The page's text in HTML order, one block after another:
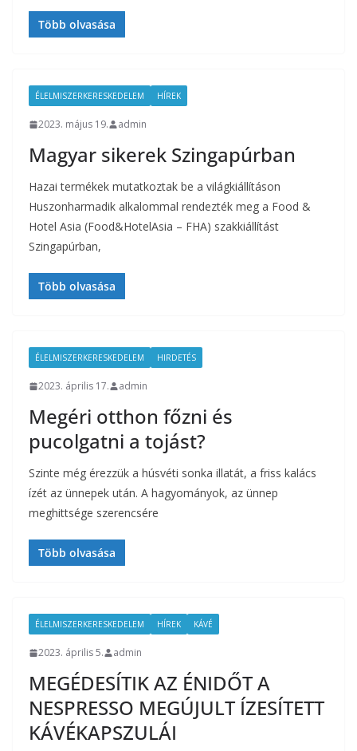
Több olvasása
ÉLELMISZERKERESKEDELEM HÍREK
2023. május 19. admin
Magyar sikerek Szingapúrban
Hazai termékek mutatkoztak be a világkiállításon
Huszonharmadik alkalommal rendezték meg a Food &
Hotel Asia (Food&HotelAsia – FHA) szakkiállítást
Szingapúrban,
Több olvasása
ÉLELMISZERKERESKEDELEM HIRDETÉS
2023. április 17. admin
Megéri otthon főzni és
pucolgatni a tojást?
Szinte még érezzük a húsvéti sonka illatát, a friss kalács
ízét az ünnepek után. A hagyományok, az ünnep
meghittsége szerencsére
Több olvasása
ÉLELMISZERKERESKEDELEM HÍREK KÁVÉ
2023. április 5. admin
MEGÉDESÍTIK AZ ÉNIDŐT A
NESPRESSO MEGÚJULT ÍZESÍTETT
KÁVÉKAPSZULÁI